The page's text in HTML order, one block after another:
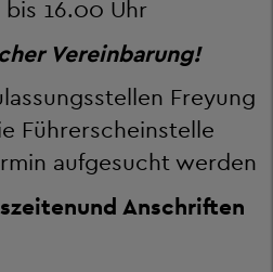
bis 16.00 Uhr
Vereinbarung!
Freyung
Führerscheinstelle
aufgesucht werden
und Anschriften